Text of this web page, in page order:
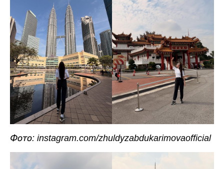
Фото: instagram.com/zhuldyzabdukarimovaofficial